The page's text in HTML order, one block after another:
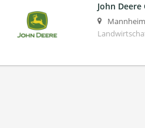
John Deere
Mannheim